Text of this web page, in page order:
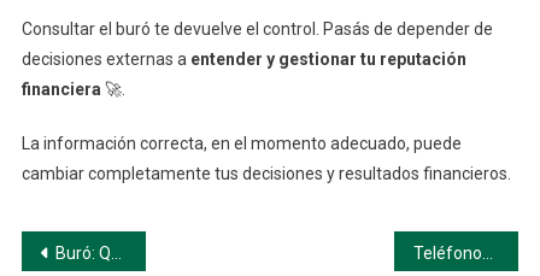
Consultar el buró te devuelve el control. Pasás de depender de
decisiones externas a entender y gestionar tu reputación
financiera 🚀.
La información correcta, en el momento adecuado, puede
cambiar completamente tus decisiones y resultados financieros.
Navegación
Buró: Qué Información Registra